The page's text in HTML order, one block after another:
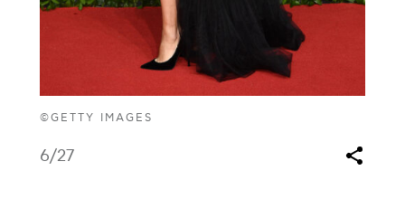
©GETTY IMAGES
6/27